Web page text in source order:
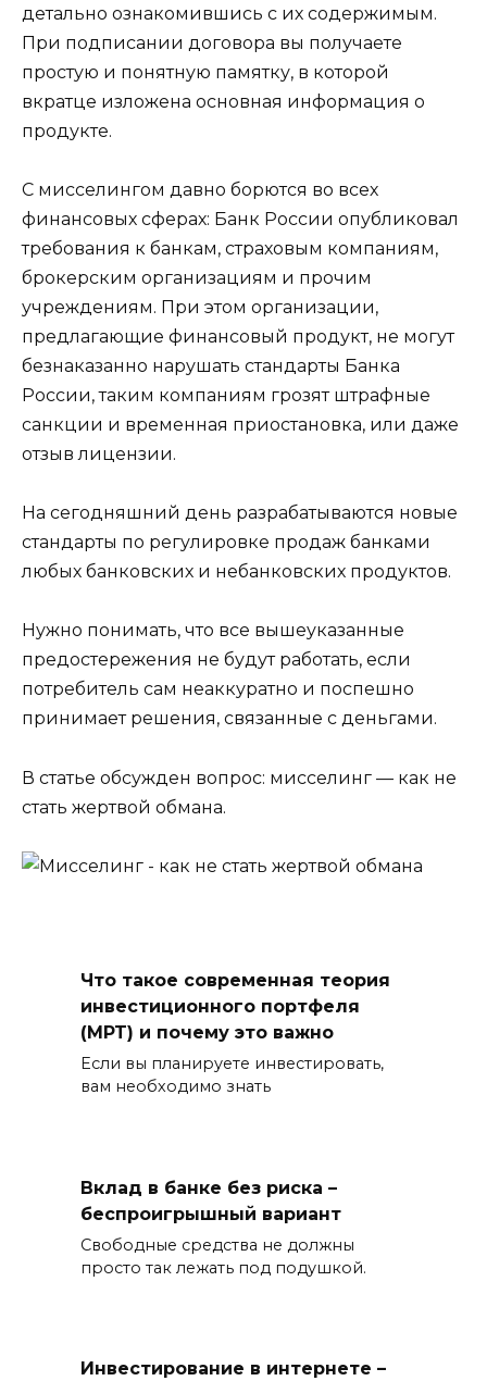
детально ознакомившись с их содержимым.
При подписании договора вы получаете
простую и понятную памятку, в которой
вкратце изложена основная информация о
продукте.
С мисселингом давно борются во всех
финансовых сферах: Банк России опубликовал
требования к банкам, страховым компаниям,
брокерским организациям и прочим
учреждениям. При этом организации,
предлагающие финансовый продукт, не могут
безнаказанно нарушать стандарты Банка
России, таким компаниям грозят штрафные
санкции и временная приостановка, или даже
отзыв лицензии.
На сегодняшний день разрабатываются новые
стандарты по регулировке продаж банками
любых банковских и небанковских продуктов.
Нужно понимать, что все вышеуказанные
предостережения не будут работать, если
потребитель сам неаккуратно и поспешно
принимает решения, связанные с деньгами.
В статье обсужден вопрос: мисселинг — как не
стать жертвой обмана.
Что такое современная теория
инвестиционного портфеля
(MPT) и почему это важно
Если вы планируете инвестировать,
вам необходимо знать
Вклад в банке без риска –
беспроигрышный вариант
Свободные средства не должны
просто так лежать под подушкой.
Инвестирование в интернете –